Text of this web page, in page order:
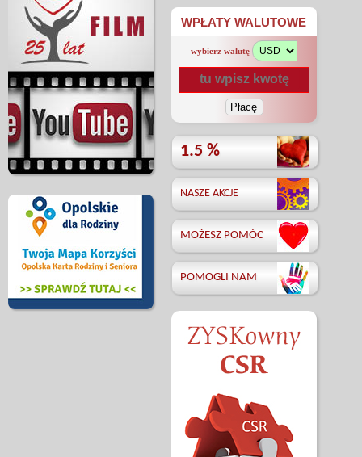
WPŁATY WALUTOWE
wybierz walutę
1.5 %
NASZE AKCJE
MOŻESZ POMÓC
POMOGLI NAM